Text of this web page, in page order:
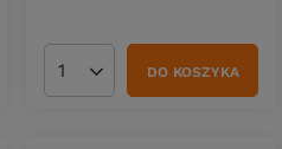
Ilość produktówDO KOSZYKA